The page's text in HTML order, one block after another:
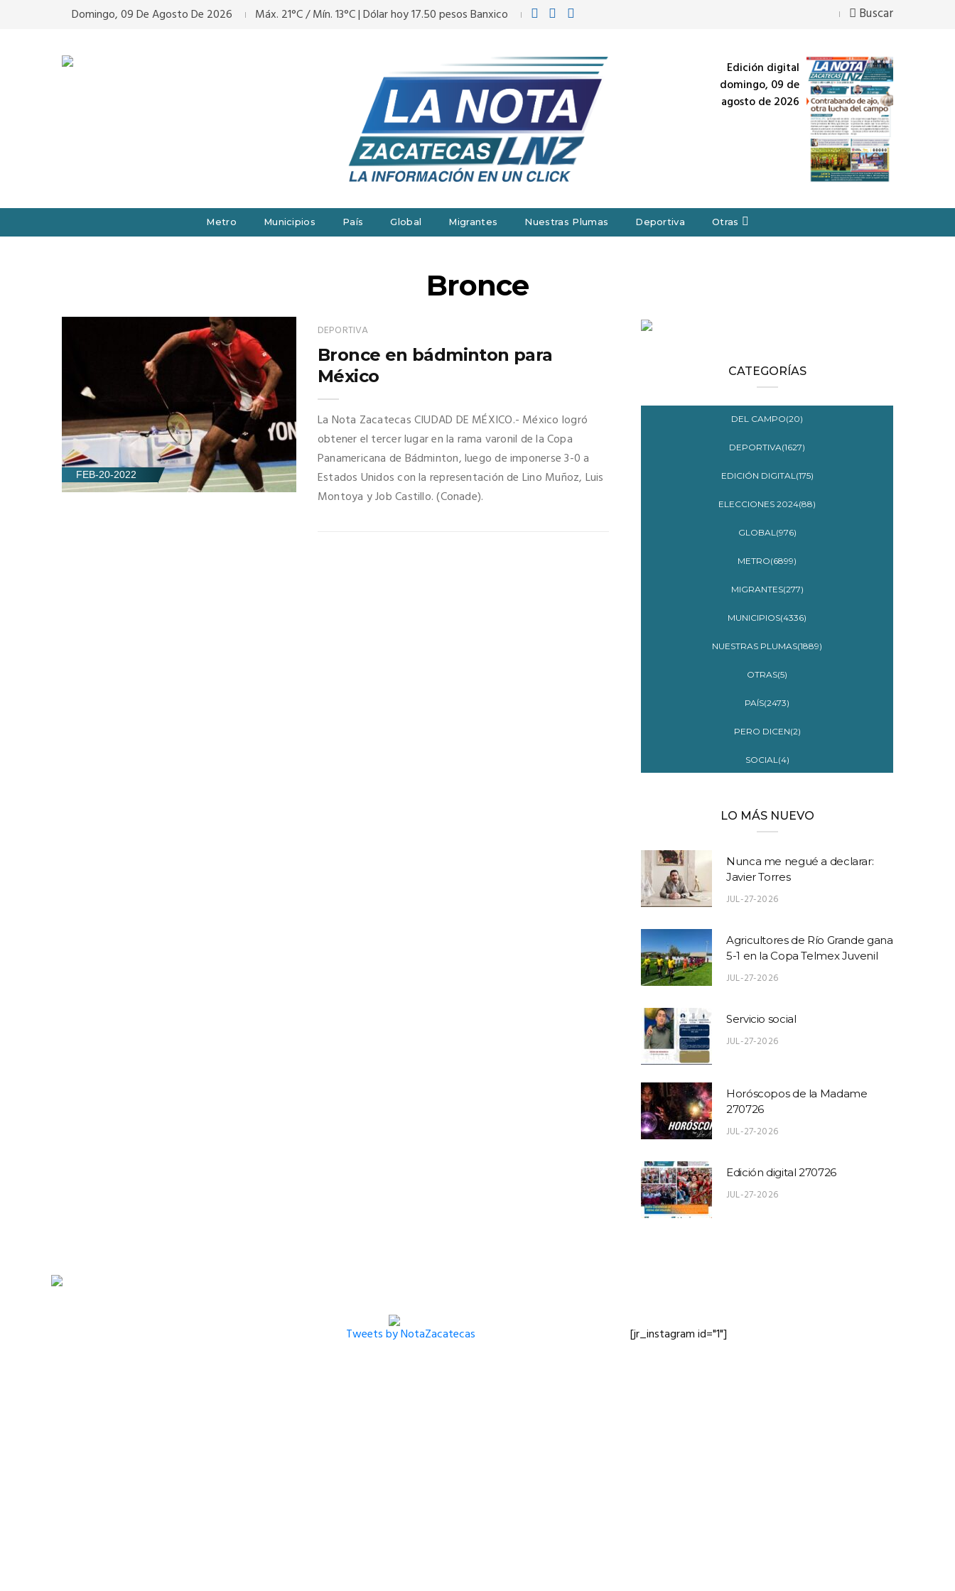
Domingo, 09 De Agosto De 2026 Máx. 21°C / Mín. 13°C | Dólar hoy 17.50 pesos Banxico Buscar
Edición digital
domingo, 09 de
agosto de 2026
Metro Municipios País Global Migrantes Nuestras Plumas Deportiva Otras
Bronce
FEB-20-2022
DEPORTIVA
Bronce en bádminton para
México
La Nota Zacatecas CIUDAD DE MÉXICO.- México logró
obtener el tercer lugar en la rama varonil de la Copa
Panamericana de Bádminton, luego de imponerse 3-0 a
Estados Unidos con la representación de Lino Muñoz, Luis
Montoya y Job Castillo. (Conade).
CATEGORÍAS
DEL CAMPO(20)
DEPORTIVA(1627)
EDICIÓN DIGITAL(175)
ELECCIONES 2024(88)
GLOBAL(976)
METRO(6899)
MIGRANTES(277)
MUNICIPIOS(4336)
NUESTRAS PLUMAS(1889)
OTRAS(5)
PAÍS(2473)
PERO DICEN(2)
SOCIAL(4)
LO MÁS NUEVO
Nunca me negué a declarar:
Javier Torres
JUL-27-2026
Agricultores de Río Grande gana
5-1 en la Copa Telmex Juvenil
JUL-27-2026
Servicio social
JUL-27-2026
Horóscopos de la Madame
270726
JUL-27-2026
Edición digital 270726
JUL-27-2026
Tweets by NotaZacatecas [jr_instagram id="1"]